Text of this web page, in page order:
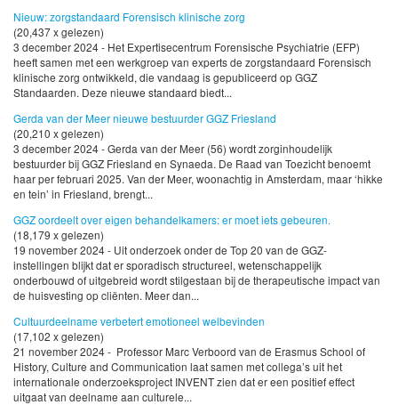
Nieuw: zorgstandaard Forensisch klinische zorg
(20,437 x gelezen)
3 december 2024 - Het Expertisecentrum Forensische Psychiatrie (EFP)
heeft samen met een werkgroep van experts de zorgstandaard Forensisch
klinische zorg ontwikkeld, die vandaag is gepubliceerd op GGZ
Standaarden. Deze nieuwe standaard biedt...
Gerda van der Meer nieuwe bestuurder GGZ Friesland
(20,210 x gelezen)
3 december 2024 - Gerda van der Meer (56) wordt zorginhoudelijk
bestuurder bij GGZ Friesland en Synaeda. De Raad van Toezicht benoemt
haar per februari 2025. Van der Meer, woonachtig in Amsterdam, maar ‘hikke
en tein’ in Friesland, brengt...
GGZ oordeelt over eigen behandelkamers: er moet iets gebeuren.
(18,179 x gelezen)
19 november 2024 - Uit onderzoek onder de Top 20 van de GGZ-
instellingen blijkt dat er sporadisch structureel, wetenschappelijk
onderbouwd of uitgebreid wordt stilgestaan bij de therapeutische impact van
de huisvesting op cliënten. Meer dan...
Cultuurdeelname verbetert emotioneel welbevinden
(17,102 x gelezen)
21 november 2024 - Professor Marc Verboord van de Erasmus School of
History, Culture and Communication laat samen met collega’s uit het
internationale onderzoeksproject INVENT zien dat er een positief effect
uitgaat van deelname aan culturele...